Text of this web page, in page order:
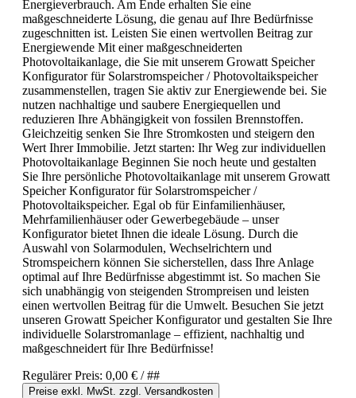
Energieverbrauch. Am Ende erhalten Sie eine
maßgeschneiderte Lösung, die genau auf Ihre Bedürfnisse
zugeschnitten ist. Leisten Sie einen wertvollen Beitrag zur
Energiewende Mit einer maßgeschneiderten
Photovoltaikanlage, die Sie mit unserem Growatt Speicher
Konfigurator für Solarstromspeicher / Photovoltaikspeicher
zusammenstellen, tragen Sie aktiv zur Energiewende bei. Sie
nutzen nachhaltige und saubere Energiequellen und
reduzieren Ihre Abhängigkeit von fossilen Brennstoffen.
Gleichzeitig senken Sie Ihre Stromkosten und steigern den
Wert Ihrer Immobilie. Jetzt starten: Ihr Weg zur individuellen
Photovoltaikanlage Beginnen Sie noch heute und gestalten
Sie Ihre persönliche Photovoltaikanlage mit unserem Growatt
Speicher Konfigurator für Solarstromspeicher /
Photovoltaikspeicher. Egal ob für Einfamilienhäuser,
Mehrfamilienhäuser oder Gewerbegebäude – unser
Konfigurator bietet Ihnen die ideale Lösung. Durch die
Auswahl von Solarmodulen, Wechselrichtern und
Stromspeichern können Sie sicherstellen, dass Ihre Anlage
optimal auf Ihre Bedürfnisse abgestimmt ist. So machen Sie
sich unabhängig von steigenden Strompreisen und leisten
einen wertvollen Beitrag für die Umwelt. Besuchen Sie jetzt
unseren Growatt Speicher Konfigurator und gestalten Sie Ihre
individuelle Solarstromanlage – effizient, nachhaltig und
maßgeschneidert für Ihre Bedürfnisse!
Regulärer Preis: 0,00 € / ##
Preise exkl. MwSt. zzgl. Versandkosten